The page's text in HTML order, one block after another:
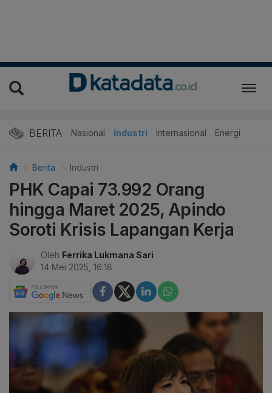
BERITA Nasional Industri Internasional Energi
Berita Industri
PHK Capai 73.992 Orang
hingga Maret 2025, Apindo
Soroti Krisis Lapangan Kerja
Oleh Ferrika Lukmana Sari
14 Mei 2025, 16:18